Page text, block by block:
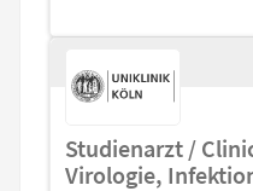
Studienarzt /
Virologie,